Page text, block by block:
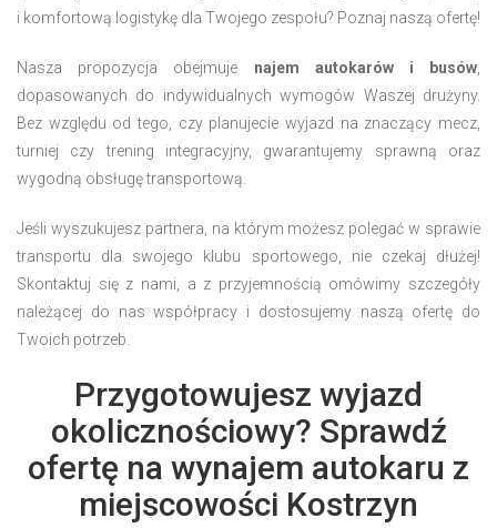
i komfortową logistykę dla Twojego zespołu? Poznaj naszą ofertę!
Nasza propozycja obejmuje najem autokarów i busów
dopasowanych do indywidualnych wymogów Waszej drużyny.
Bez względu od tego, czy planujecie wyjazd na znaczący mecz,
turniej czy trening integracyjny, gwarantujemy sprawną oraz
wygodną obsługę transportową.
Jeśli wyszukujesz partnera, na którym możesz polegać w sprawie
transportu dla swojego klubu sportowego, nie czekaj dłużej!
Skontaktuj się z nami, a z przyjemnością omówimy szczegóły
należącej do nas współpracy i dostosujemy naszą ofertę do
Twoich potrzeb.
Przygotowujesz wyjazd
okolicznościowy? Sprawdź
ofertę na wynajem autokaru z
miejscowości Kostrzyn